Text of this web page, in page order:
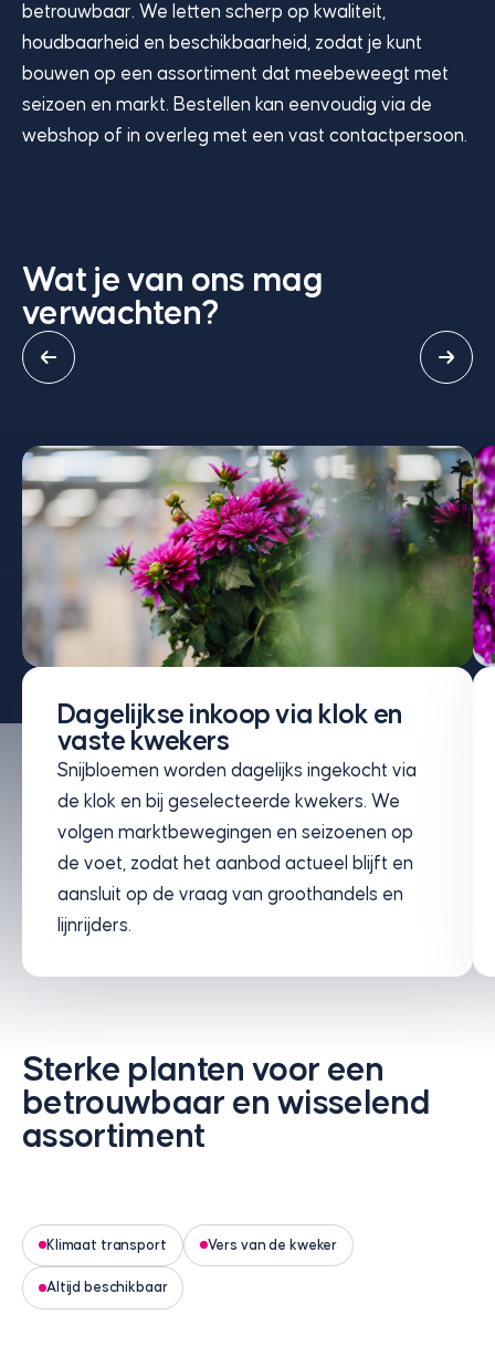
betrouwbaar. We letten scherp op kwaliteit,
houdbaarheid en beschikbaarheid, zodat je kunt
bouwen op een assortiment dat meebeweegt met
seizoen en markt. Bestellen kan eenvoudig via de
webshop of in overleg met een vast contactpersoon.
Wat je van ons mag
verwachten?
Dagelijkse inkoop via klok en
vaste kwekers
Snijbloemen worden dagelijks ingekocht via
de klok en bij geselecteerde kwekers. We
volgen marktbewegingen en seizoenen op
de voet, zodat het aanbod actueel blijft en
aansluit op de vraag van groothandels en
lijnrijders.
Sterke planten voor een
betrouwbaar en wisselend
assortiment
Klimaat transport Vers van de kweker
Altijd beschikbaar